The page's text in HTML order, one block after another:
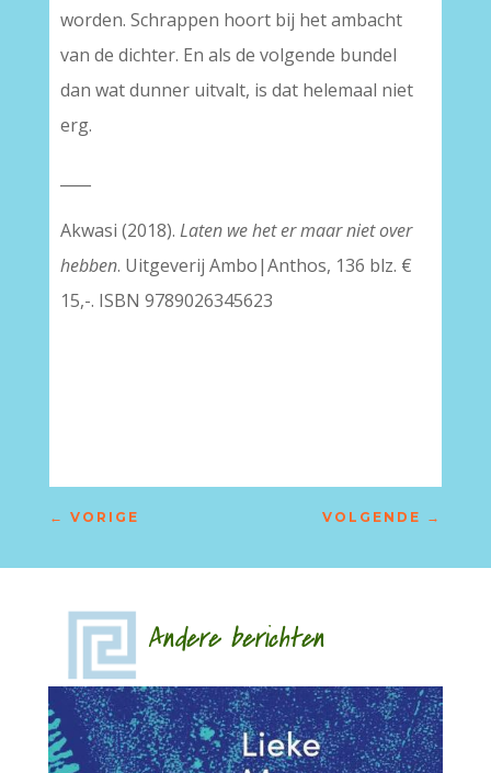
worden. Schrappen hoort bij het ambacht
van de dichter. En als de volgende bundel
dan wat dunner uitvalt, is dat helemaal niet
erg.
Akwasi (2018). Laten we het er maar niet over
hebben. Uitgeverij Ambo|Anthos, 136 blz. €
15,-. ISBN 9789026345623
← VORIGE VOLGENDE →
Andere berichten